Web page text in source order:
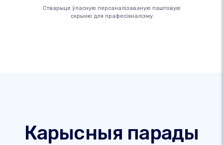
Стварыце ўласную персаналізаваную паштовую
скрыню для прафесіяналізму
Карысныя парады